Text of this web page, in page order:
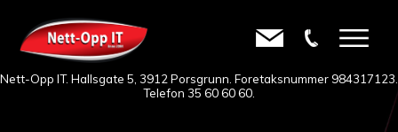
Nett-Opp IT. Hallsgate 5, 3912 Porsgrunn. Foretaksnummer 984317123.
Telefon 35 60 60 60